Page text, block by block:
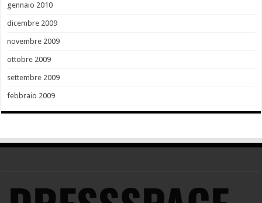
gennaio 2010
dicembre 2009
novembre 2009
ottobre 2009
settembre 2009
febbraio 2009